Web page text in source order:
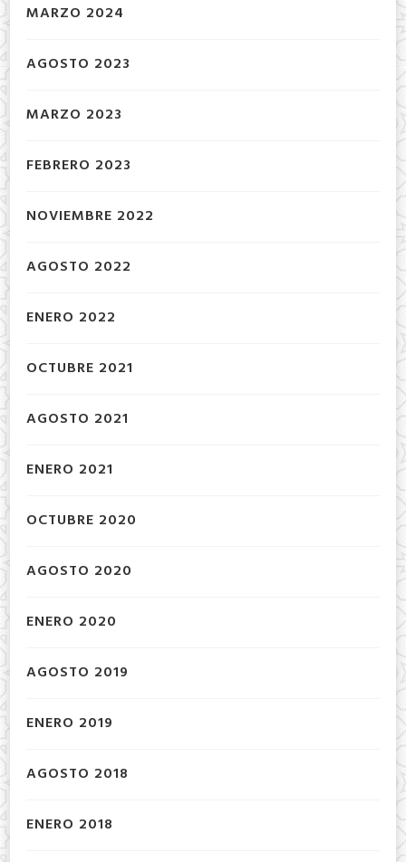
MARZO 2024
AGOSTO 2023
MARZO 2023
FEBRERO 2023
NOVIEMBRE 2022
AGOSTO 2022
ENERO 2022
OCTUBRE 2021
AGOSTO 2021
ENERO 2021
OCTUBRE 2020
AGOSTO 2020
ENERO 2020
AGOSTO 2019
ENERO 2019
AGOSTO 2018
ENERO 2018